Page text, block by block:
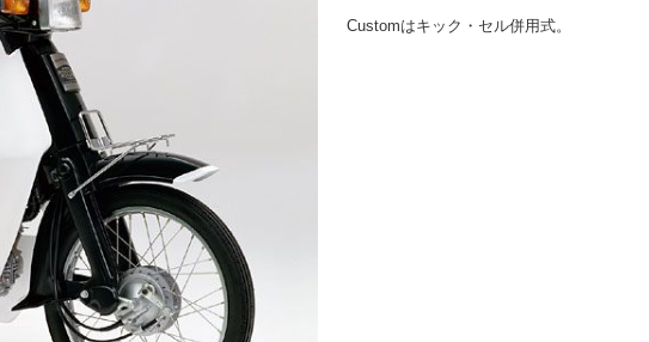
Customはキック・セル併用式。